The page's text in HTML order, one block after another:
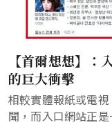
【首爾想想】
的巨大衝擊
相較實體報紙或電
聞，而入口網站正